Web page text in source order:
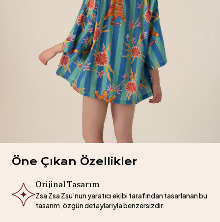
Öne Çıkan Özellikler
Orijinal Tasarım
Zsa Zsa Zsu’nun yaratıcı ekibi tarafından tasarlanan bu
tasarım, özgün detaylarıyla benzersizdir.